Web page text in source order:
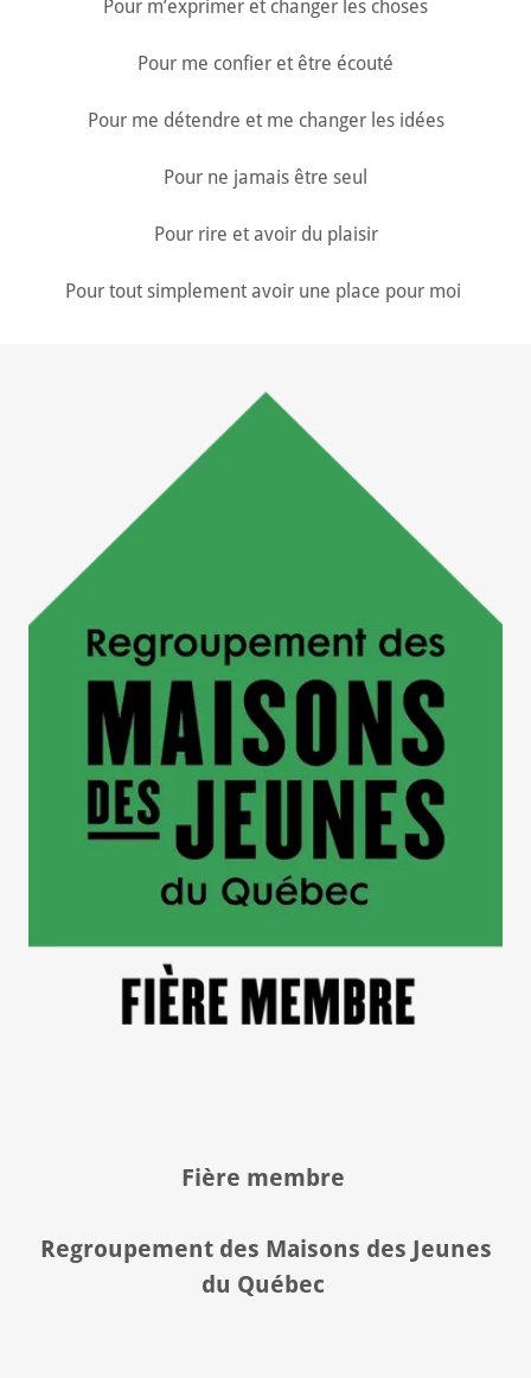
Pour m’exprimer et changer les choses
Pour me confier et être écouté
Pour me détendre et me changer les idées
Pour ne jamais être seul
Pour rire et avoir du plaisir
Pour tout simplement avoir une place pour moi
Fière membre
Regroupement des Maisons des Jeunes
du Québec